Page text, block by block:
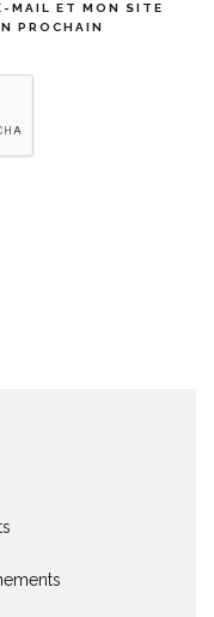
MAIL ET MON SITE
PROCHAIN